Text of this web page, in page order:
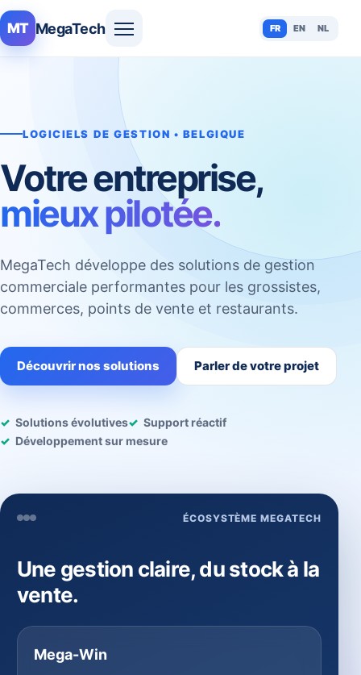
MT MegaTech FR EN NL
LOGICIELS DE GESTION • BELGIQUE
Votre entreprise,
mieux pilotée.
MegaTech développe des solutions de gestion
commerciale performantes pour les grossistes,
commerces, points de vente et restaurants.
Découvrir nos solutions Parler de votre projet
Solutions évolutives
Support réactif
Développement sur mesure
ÉCOSYSTÈME MEGATECH
Une gestion claire, du stock à la
vente.
Mega-Win